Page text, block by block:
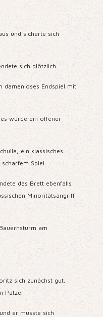
und sicherte sich
sich plötzlich.
damenloses Endspiel mit
wurde ein offener
ein klassisches
Spiel.
das Brett ebenfalls
Minoritätsangriff
am
sich zunächst gut,
Patzer.
er musste sich